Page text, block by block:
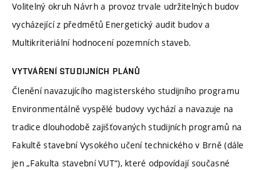
Volitelný okruh Návrh a provoz trvale udržitelných budov
vycházející z předmětů Energetický audit budov a
Multikriteriální hodnocení pozemních staveb.
VYTVÁŘENÍ STUDIJNÍCH PLÁNŮ
Členění navazujícího magisterského studijního programu
Environmentálně vyspělé budovy vychází a navazuje na
tradice dlouhodobě zajišťovaných studijních programů na
Fakultě stavební Vysokého učení technického v Brně (dále
jen „Fakulta stavební VUT“), které odpovídají současné